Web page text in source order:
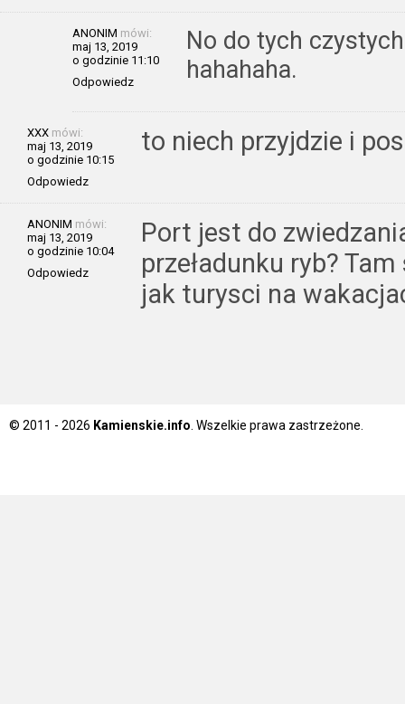
ANONIM mówi:
maj 13, 2019
o godzinie 11:10
Odpowiedz
No do tych
hahahaha.
XXX mówi:
maj 13, 2019
o godzinie 10:15
Odpowiedz
to niech przyjdzie i
ANONIM mówi:
maj 13, 2019
o godzinie 10:04
Odpowiedz
Port jest do
przeładunku ryb?
jak turysci na
© 2011 - 2026 Kamienskie.info . Wszelkie prawa zastrzeżone.